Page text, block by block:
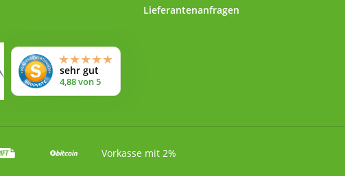
im Lieferumfang enthalten.
Technische
Daten:Lebensmittelechte
Nockendeckeldose aus
Elektrolyt-Weissblech,
Fassungsvermögen: 500
Nockendrehverschluss,
Lieferantenanfragen
Vorkasse mit 2%